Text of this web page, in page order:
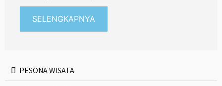
SELENGKAPNYA
PESONA WISATA